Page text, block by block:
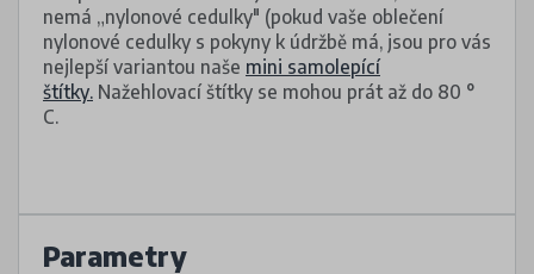
nemá „nylonové cedulky" (pokud vaše oblečení
nylonové cedulky s pokyny k údržbě má, jsou pro vás
nejlepší variantou naše mini samolepící
štítky. Nažehlovací štítky se mohou prát až do 80 °
C.
Parametry